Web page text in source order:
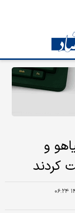
و
کردند